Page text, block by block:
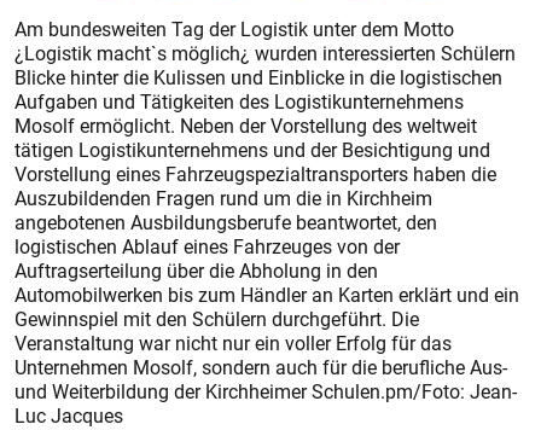
Am bundesweiten Tag der Logistik unter dem Motto
¿Logistik macht`s möglich¿ wurden interessierten Schülern
Blicke hinter die Kulissen und Einblicke in die logistischen
Aufgaben und Tätigkeiten des Logistikunternehmens
Mosolf ermöglicht. Neben der Vorstellung des weltweit
tätigen Logistikunternehmens und der Besichtigung und
Vorstellung eines Fahrzeugspezialtransporters haben die
Auszubildenden Fragen rund um die in Kirchheim
angebotenen Ausbildungsberufe beantwortet, den
logistischen Ablauf eines Fahrzeuges von der
Auftragserteilung über die Abholung in den
Automobilwerken bis zum Händler an Karten erklärt und ein
Gewinnspiel mit den Schülern durchgeführt. Die
Veranstaltung war nicht nur ein voller Erfolg für das
Unternehmen Mosolf, sondern auch für die berufliche Aus-
und Weiterbildung der Kirchheimer Schulen.pm/Foto: Jean-
Luc Jacques